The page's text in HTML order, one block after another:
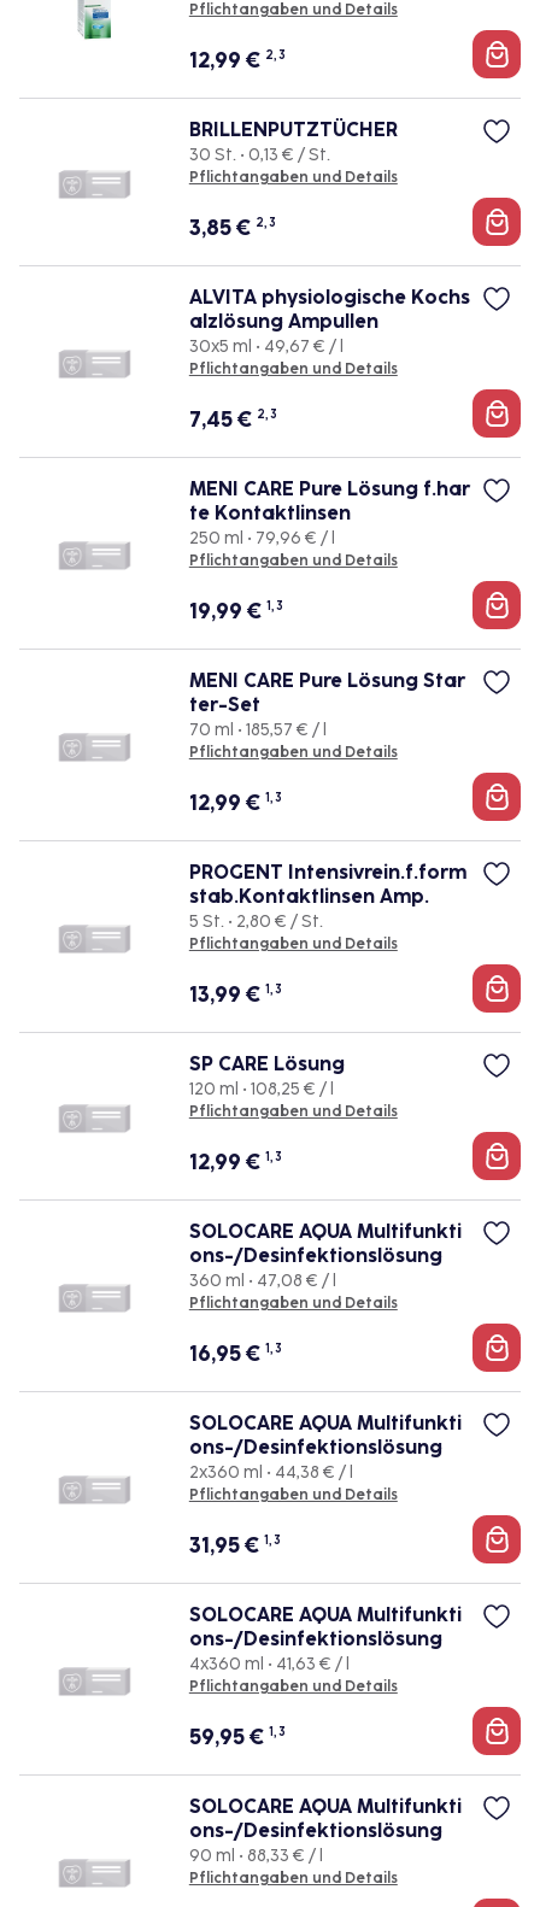
Pflichtangaben und Details
12,99 € 2, 3
BRILLENPUTZTÜCHER
30 St. • 0,13 € / St.
Pflichtangaben und Details
3,85€ 2, 3
ALVITA physiologische Kochs
alzlösung Ampullen
30x5 ml • 49,67 € / l
Pflichtangaben und Details
7,45€ 2, 3
MENI CARE Pure Lösung f.har
te Kontaktlinsen
250 ml • 79,96 € / l
Pflichtangaben und Details
19,99 € 1, 3
MENI CARE Pure Lösung Star
ter-Set
70 ml • 185,57 € / l
Pflichtangaben und Details
12,99 € 1, 3
PROGENT Intensivrein.f.form
stab.Kontaktlinsen Amp.
5 St. • 2,80 € / St.
Pflichtangaben und Details
13,99 € 1, 3
SP CARE Lösung
120 ml • 108,25 € / l
Pflichtangaben und Details
12,99 € 1, 3
SOLOCARE AQUA Multifunkti
ons-/Desinfektionslösung
360 ml • 47,08 € / l
Pflichtangaben und Details
16,95€ 1, 3
SOLOCARE AQUA Multifunkti
ons-/Desinfektionslösung
2x360 ml • 44,38 € / l
Pflichtangaben und Details
31,95€ 1, 3
SOLOCARE AQUA Multifunkti
ons-/Desinfektionslösung
4x360 ml • 41,63 € / l
Pflichtangaben und Details
59,95€ 1, 3
SOLOCARE AQUA Multifunkti
ons-/Desinfektionslösung
90 ml • 88,33 € / l
Pflichtangaben und Details